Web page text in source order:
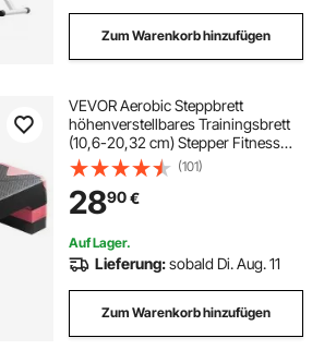
Zum Warenkorb hinzufügen
VEVOR Aerobic Steppbrett
höhenverstellbares Trainingsbrett
(10,6-20,32 cm) Stepper Fitness
mit 250 kg Tragfähigkeit rutschfeste
Oberflächenbank für Heim-
Fitnessstudio Cardio-Krafttraining
Rot
(101)
2890€
Auf Lager.
Lieferung:sobald Di. Aug. 11
Zum Warenkorb hinzufügen